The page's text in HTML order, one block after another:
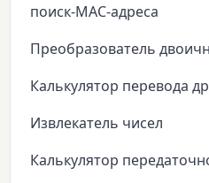
поиск-MAC-адреса
Преобразователь
Калькулятор перевода
Извлекатель чисел
Калькулятор